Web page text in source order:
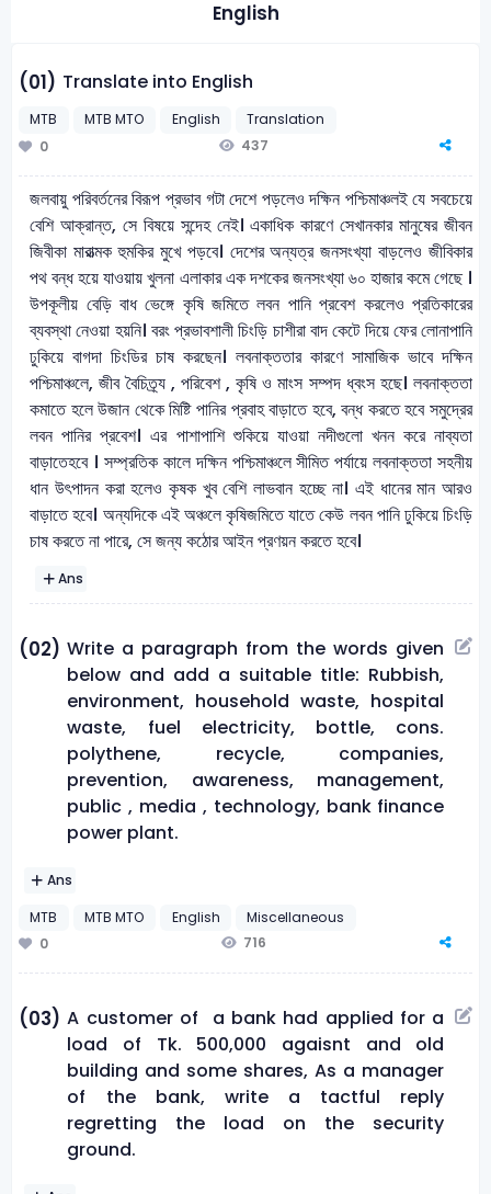
English
(01) Translate into English
MTB MTB MTO English
Translation
0
437
জলবায়ু পরিবর্তনের বিরূপ প্রভাব গটা দেশে পড়লেও দক্ষিন পশ্চিমাঞ্চলই যে সবচেয়ে
বেশি আক্রান্ত, সে বিষয়ে সন্দেহ নেই। একাধিক কারণে সেখানকার মানুষের জীবন
জিবীকা মারাত্মক হুমকির মুখে পড়বে। দেশের অন্যত্র জনসংখ্যা বাড়লেও জীবিকার
পথ বন্ধ হয়ে যাওয়ায় খুলনা এলাকার এক দশকের জনসংখ্যা ৬০ হাজার কমে গেছে ।
উপকূলীয় বেড়ি বাধ ভেঙ্গে কৃষি জমিতে লবন পানি প্রবেশ করলেও প্রতিকারের
ব্যবস্থা নেওয়া হয়নি। বরং প্রভাবশালী চিংড়ি চাশীরা বাদ কেটে দিয়ে ফের লোনাপানি
ঢুকিয়ে বাগদা চিংডির চাষ করছেন। লবনাক্ততার কারণে সামাজিক ভাবে দক্ষিন
পশ্চিমাঞ্চলে, জীব বৈচিত্র্য , পরিবেশ , কৃষি ও মাংস সম্পদ ধ্বংস হছে। লবনাক্ততা
কমাতে হলে উজান থেকে মিষ্টি পানির প্রবাহ বাড়াতে হবে, বন্ধ করতে হবে সমুদ্রের
লবন পানির প্রবেশ। এর পাশাপাশি শুকিয়ে যাওয়া নদীগুলো খনন করে নাব্যতা
বাড়াতেহবে । সম্প্রতিক কালে দক্ষিন পশ্চিমাঞ্চলে সীমিত পর্যায়ে লবনাক্ততা সহনীয়
ধান উৎপাদন করা হলেও কৃষক খুব বেশি লাভবান হচ্ছে না। এই ধানের মান আরও
বাড়াতে হবে। অন্যদিকে এই অঞ্চলে কৃষিজমিতে যাতে কেউ লবন পানি ঢুকিয়ে চিংড়ি
চাষ করতে না পারে, সে জন্য কঠোর আইন প্রণয়ন করতে হবে।
Ans
(02) Write a paragraph from the words given
below and add a suitable title: Rubbish,
environment, household waste, hospital
waste, fuel electricity, bottle, cons.
polythene, recycle, companies,
prevention, awareness, management,
public , media , technology, bank finance
power plant.
Ans
MTB
MTB MTO English
Miscellaneous
0
716
(03) A customer of a bank had applied for a
load of Tk. 500,000 agaisnt and old
building and some shares, As a manager
of the bank, write a tactful reply
regretting the load on the security
ground.